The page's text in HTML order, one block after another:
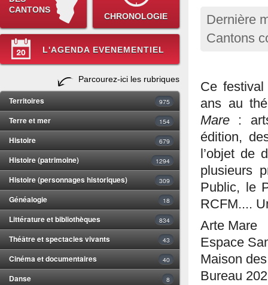
CANTONS
CHRONOLOGIE
L'AGENDA EVENEMENTIEL
Parcourez-ici les rubriques
Territoires 975
Terre et mer 154
Histoire 679
Histoire (patrimoine) 1294
Histoire (personnages historiques) 309
Généalogie 18
Littérature et bibliothèques 834
Théâtre et spectacles vivants 43
Cinéma et documentaires 40
Danse 8
Dernière
Cantons
Ce
ans au
Mare :
édition,
l’objet de
plusieurs
Public, le
RCFM....
Arte Mare
Espace
Maison
Bureau 202